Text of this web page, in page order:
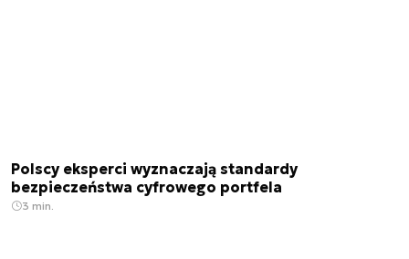
Polscy eksperci wyznaczają standardy
bezpieczeństwa cyfrowego portfela
3 min.